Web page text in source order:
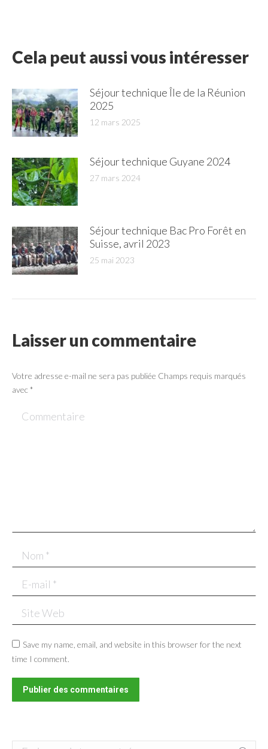
Cela peut aussi vous intéresser
Séjour technique Île de la Réunion
2025
12 mars 2025
Séjour technique Guyane 2024
27 mars 2024
Séjour technique Bac Pro Forêt en
Suisse, avril 2023
25 mai 2023
Laisser un commentaire
Votre adresse e-mail ne sera pas publiée Champs requis marqués
avec*
Commentaire
Nom *
E-mail *
Site Web
Save my name, email, and website in this browser for the next
time I comment.
Publier des commentaires